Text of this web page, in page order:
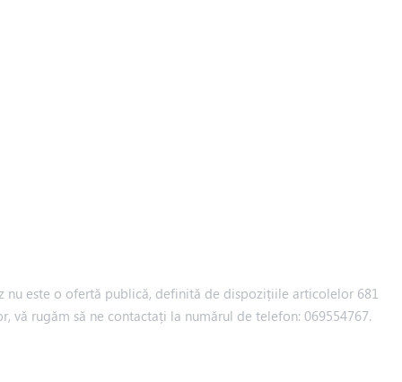
este o ofertă publică, definită de dispozițiile articolelor 681
vă rugăm să ne contactați la numărul de telefon: 069554767.